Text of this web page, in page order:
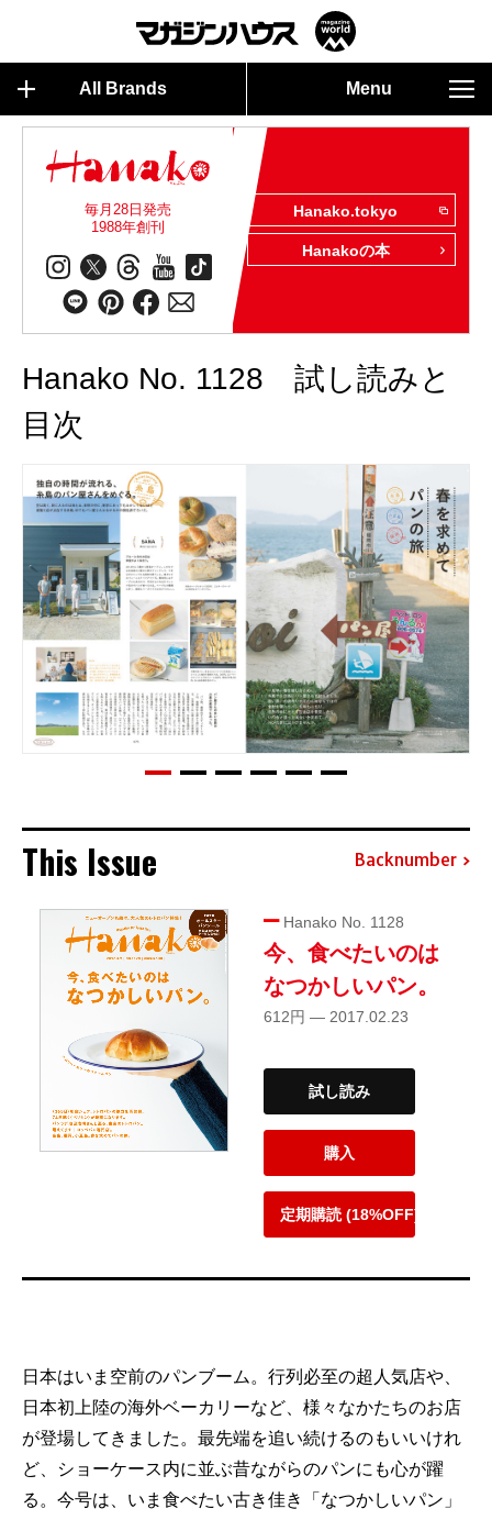
All Brands Menu
毎月28日発売
1988年創刊
Hanako.tokyo
Hanakoの本
Hanako No. 1128 試し読みと
目次
This Issue Backnumber
Hanako No. 1128
今、食べたいのは
なつかしいパン。
612円 — 2017.02.23
試し読み
購入
定期購読 (18%OFF)
日本はいま空前のパンブーム。行列必至の超人気店や、
日本初上陸の海外ベーカリーなど、様々なかたちのお店
が登場してきました。最先端を追い続けるのもいいけれ
ど、ショーケース内に並ぶ昔ながらのパンにも心が躍
る。今号は、いま食べたい古き佳き「なつかしいパン」